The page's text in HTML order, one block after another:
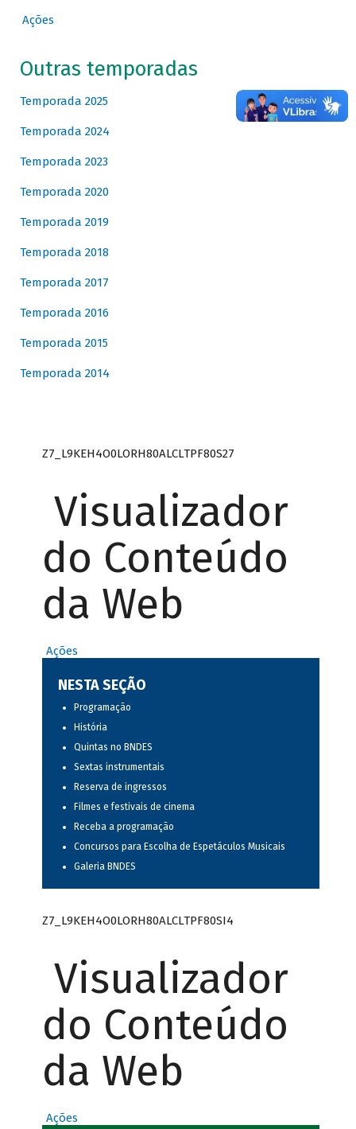
Ações
Outras temporadas
Temporada 2025
Temporada 2024
Temporada 2023
Temporada 2020
Temporada 2019
Temporada 2018
Temporada 2017
Temporada 2016
Temporada 2015
Temporada 2014
Z7_L9KEH4O0LORH80ALCLTPF80S27
Visualizador
do Conteúdo
da Web
Ações
NESTA SEÇÃO
Programação
História
Quintas no BNDES
Sextas instrumentais
Reserva de ingressos
Filmes e festivais de cinema
Receba a programação
Concursos para Escolha de Espetáculos Musicais
Galeria BNDES
Z7_L9KEH4O0LORH80ALCLTPF80SI4
Visualizador
do Conteúdo
da Web
Ações